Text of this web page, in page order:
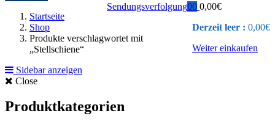
0 0,00€
Derzeit leer : 0,00€
Weiter einkaufen
0
Sendungsverfolgung
Startseite
Shop
Produkte verschlagwortet mit
„Stellschiene“
Sidebar anzeigen
Close
Produktkategorien